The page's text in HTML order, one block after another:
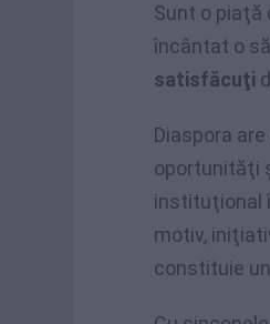
Sunt o piaţă
încântat o
satisfăcuţi
Diaspora
oportunităţi
instituţional
motiv,
constituie